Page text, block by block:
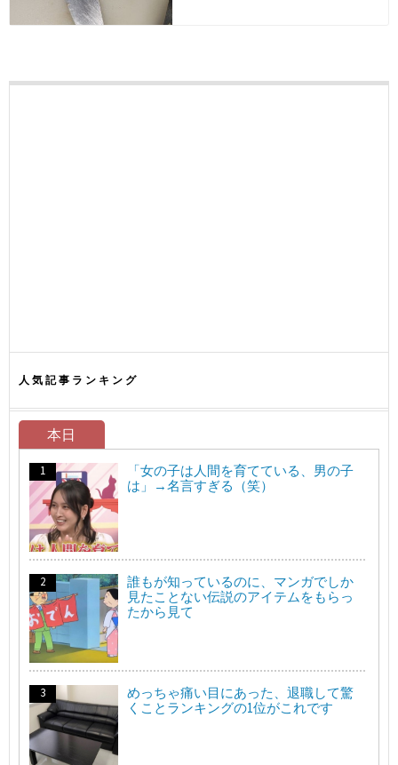
人気記事ランキング
本日
「女の子は人間を育てている、男の子
は」→名言すぎる（笑）
誰もが知っているのに、マンガでしか
見たことない伝説のアイテムをもらっ
たから見て
めっちゃ痛い目にあった、退職して驚
くことランキングの1位がこれです